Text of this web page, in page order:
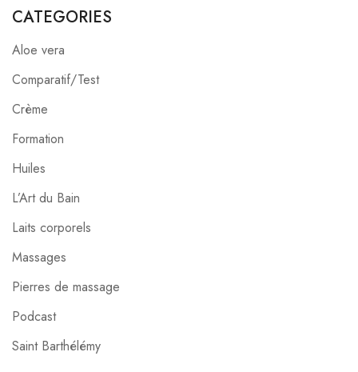
CATEGORIES
Aloe vera
Comparatif/Test
Crème
Formation
Huiles
L’Art du Bain
Laits corporels
Massages
Pierres de massage
Podcast
Saint Barthélémy